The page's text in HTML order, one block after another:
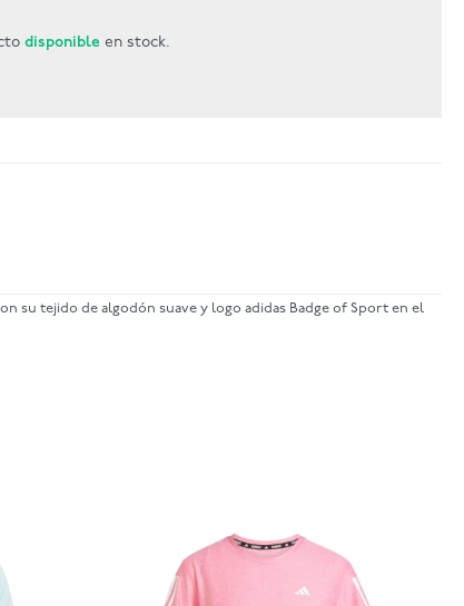
disponible en stock.
su tejido de algodón suave y logo adidas Badge of Sport en el